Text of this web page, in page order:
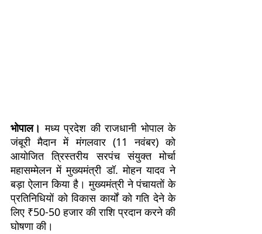
भोपाल। मध्य प्रदेश की राजधानी भोपाल के
जंबूरी मैदान में मंगलवार (11 नवंबर) को
आयोजित त्रिस्तरीय सरपंच संयुक्त मोर्चा
महासम्मेलन में मुख्यमंत्री डॉ. मोहन यादव ने
बड़ा ऐलान किया है। मुख्यमंत्री ने पंचायतों के
प्रतिनिधियों को विकास कार्यों को गति देने के
लिए ₹50-50 हजार की राशि प्रदान करने की
घोषणा की।